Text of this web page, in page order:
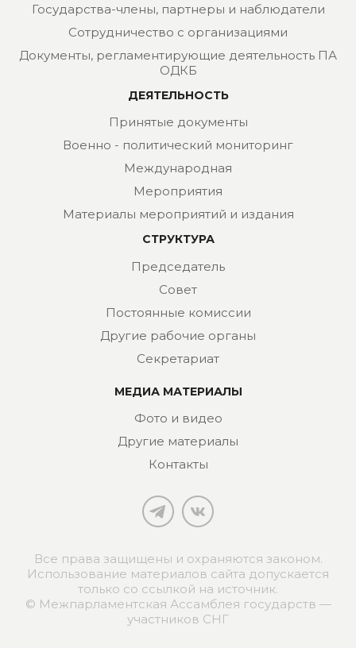
Государства-члены, партнеры и наблюдатели
Сотрудничество с организациями
Документы, регламентирующие деятельность ПА
ОДКБ
ДЕЯТЕЛЬНОСТЬ
Принятые документы
Военно - политический мониторинг
Международная
Мероприятия
Материалы мероприятий и издания
СТРУКТУРА
Председатель
Совет
Постоянные комиссии
Другие рабочие органы
Секретариат
МЕДИА МАТЕРИАЛЫ
Фото и видео
Другие материалы
Контакты
Все права защищены и охраняются законом.
Использование материалов сайта допускается
только со ссылкой на источник.
© Межпарламентская Ассамблея государств —
участников СНГ